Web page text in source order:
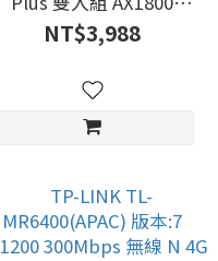
Mesh WI-FI 6 雙頻全屋網
狀無線WI-FI路由器
NT$3,988